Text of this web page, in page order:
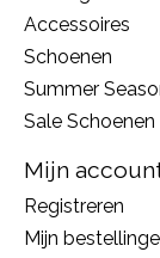
Accessoires
Schoenen
Summer
Sale Schoenen
Mijn
Registreren
Mijn